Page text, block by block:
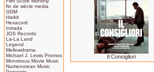
fin de siècle media
GDM
Harkit
Hexacord
Intrada
JOS Records
La-La Land
Legend
Mellowdrama
Michael J. Lewis Promos
Monstrous Movie Music
Numenorean Music
Il Consigliori